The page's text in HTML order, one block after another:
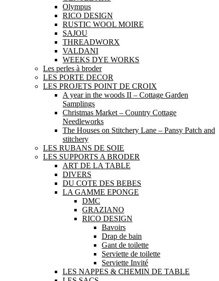
Olympus
RICO DESIGN
RUSTIC WOOL MOIRE
SAJOU
THREADWORX
VALDANI
WEEKS DYE WORKS
Les perles à broder
LES PORTE DECOR
LES PROJETS POINT DE CROIX
A year in the woods II – Cottage Garden
Samplings
Christmas Market – Country Cottage
Needleworks
The Houses on Stitchery Lane – Pansy Patch and
stitchery
LES RUBANS DE SOIE
LES SUPPORTS A BRODER
ART DE LA TABLE
DIVERS
DU COTE DES BEBES
LA GAMME EPONGE
DMC
GRAZIANO
RICO DESIGN
Bavoirs
Drap de bain
Gant de toilette
Serviette de toilette
Serviette Invité
LES NAPPES & CHEMIN DE TABLE